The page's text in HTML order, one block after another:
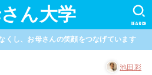
ん大学 SEARCH
くし、お母さんの笑顔をつなげています
池田彩